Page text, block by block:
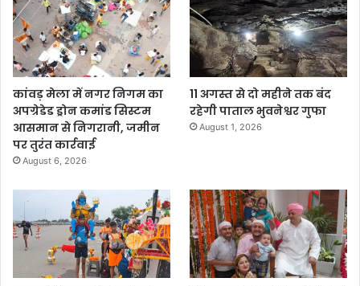
कांवड़ मेला में नगर निगम का
अपग्रेडेड ड्रोन कमांड सिस्टम
आसमान से निगरानी, जमीन
पर तुरंत कार्रवाई
August 6, 2026
11 अगस्त से दो महीने तक बंद
रहेगी पाताल भुवनेश्वर गुफा
August 1, 2026